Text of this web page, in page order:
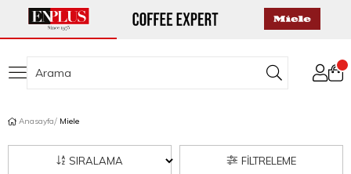
Anasayfa Miele
FILTRELEME
SIRALAMA